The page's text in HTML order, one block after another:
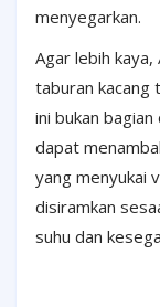
menyegarkan.
Agar lebih
taburan kacang
ini bukan
dapat
yang menyukai
disiramkan
suhu dan